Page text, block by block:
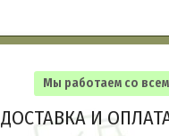
Мы работаем со
ДОСТАВКА И